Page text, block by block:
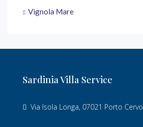
Vignola Mare
Sardinia Villa Service
Via Isola Longa, 07021 Porto Cervo